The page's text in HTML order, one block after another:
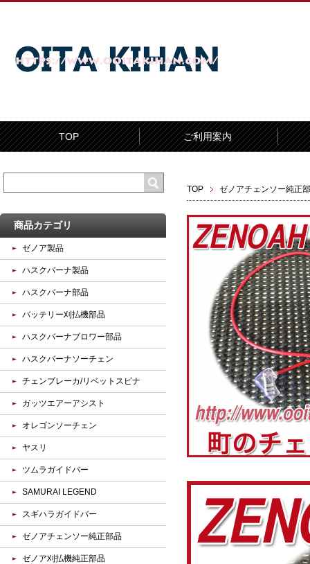
TOP ご利用案内
TOP ゼノアチェンソー純正
商品カテゴリ
ゼノア製品
ハスクバーナ製品
ハスクバーナ部品
バッテリー刈払機部品
ハスクバーナブロワー部品
ハスクバーナソーチェン
チェンブレーカ/リベットスピナ
ガッツエアーアシスト
オレゴンソーチェン
ヤスリ
ツムラガイドバー
SAMURAI LEGEND
スギハラガイドバー
ゼノアチェンソー純正部品
ゼノア刈払機純正部品